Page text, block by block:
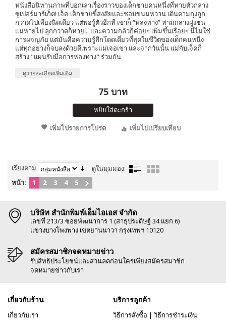
หนังสือนิทานภาพที่บอกเล่าเรื่องราวของเด็กชายคนหนึ่งที่หายตัวกลาง
ซูเปอร์มาร์เก็ต! เจ็ค เด็กชายขี้สงสัยและชอบขนมหวาน เดินตามถุงลูก
กวาดไปเพียงนิดเดียว แต่พอรู้ตัวอีกที เขาก็ “หลงทาง” ท่ามกลางฝูงชน
แม่หายไป ลูกกวาดก็หาย... และความกลัวก็ค่อยๆ เพิ่มขึ้นเรื่อยๆ นี่ไม่ใช่
การผจญภัย แต่มันคือความรู้สึกโดดเดี่ยวที่สุดในชีวิตของเด็กคนหนึ่ง
แต่ทุกอย่างก็จบลงด้วยดีเพราะแม่เจอเขา และจากวันนั้น แม่กับเจ็คก็
สร้าง "แผนรับมือการหลงทาง" ร่วมกัน
ดูรายละเอียดเพิ่มเติม
75 บาท
หยิบใส่ตะกร้า
เพิ่มไปรายการโปรด
เพิ่มไปเปรียบเทียบ
เรียงตาม
ดูในมุมมอง:
หน้า:
1 2 3 4 5
บริษัท สำนักพิมพ์เอ็มไอเอส จำกัด
เลขที่ 213/3 ซอยพัฒนาการ 1 (สาธุประดิษฐ์ 34 แยก 6)
แขวงบางโพงพาง เขตยานนาวา กรุงเทพฯ 10120
สมัครสมาชิกจดหมายข่าว
รับสิทธิประโยชน์และส่วนลดก่อนใครเพียงสมัครสมาชิก
จดหมายข่าวกับเรา
เกี่ยวกับร้าน
เกี่ยวกับเรา
บริการลูกค้า
วิธีการสั่งซื้อ | วิธีการชำระเงิน